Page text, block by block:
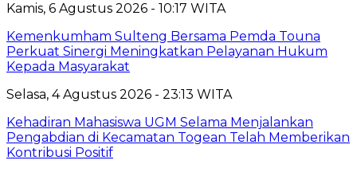
Kamis, 6 Agustus 2026 - 10:17 WITA
Kemenkumham Sulteng Bersama Pemda Touna
Perkuat Sinergi Meningkatkan Pelayanan Hukum
Kepada Masyarakat
Selasa, 4 Agustus 2026 - 23:13 WITA
Kehadiran Mahasiswa UGM Selama Menjalankan
Pengabdian di Kecamatan Togean Telah Memberikan
Kontribusi Positif